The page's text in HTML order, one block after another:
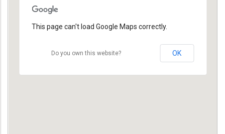
This page can't load Google Maps correctly.
Do you own this website? OK